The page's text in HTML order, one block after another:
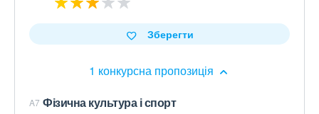
1 конкурсна пропозиція
Зберегти
A7 Фізична культура і спорт